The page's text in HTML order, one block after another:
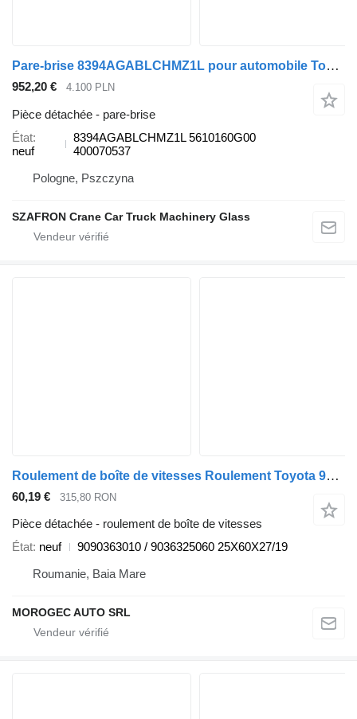
Pare-brise 8394AGABLCHMZ1L pour automobile Toyota Landcruiser / Prado J150
952,20 € 4.100 PLN
Pièce détachée - pare-brise
État
neuf
8394AGABLCHMZ1L 5610160G00
400070537
Pologne, Pszczyna
SZAFRON Crane Car Truck Machinery Glass
Roulement de boîte de vitesses Roulement Toyota 9090363010 pour automobile Toyota
60,19 € 315,80 RON
Pièce détachée - roulement de boîte de vitesses
État neuf
9090363010 / 9036325060 25X60X27/19
Roumanie, Baia Mare
MOROGEC AUTO SRL